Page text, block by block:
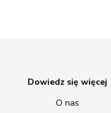
Dowiedz się więcej
O nas